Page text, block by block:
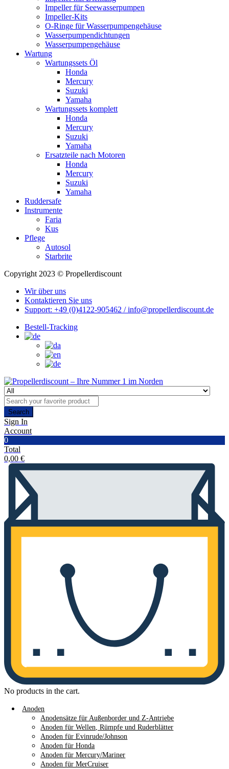
Impeller für Seewasserpumpen
Impeller-Kits
O-Ringe für Wasserpumpengehäuse
Wasserpumpendichtungen
Wasserpumpengehäuse
Wartung
Wartungssets Öl
Honda
Mercury
Suzuki
Yamaha
Wartungssets komplett
Honda
Mercury
Suzuki
Yamaha
Ersatzteile nach Motoren
Honda
Mercury
Suzuki
Yamaha
Ruddersafe
Instrumente
Faria
Kus
Pflege
Autosol
Starbrite
Copyright 2023 © Propellerdiscount
Wir über uns
Kontaktieren Sie uns
Support: +49 (0)4122-905462 / info@propellerdiscount.de
Bestell-Tracking
Search
Sign In
Account
0
Total
0,00 €
No products in the cart.
Anoden
Anodensätze für Außenborder und Z-Antriebe
Anoden für Wellen, Rümpfe und Ruderblätter
Anoden für Evinrude/Johnson
Anoden für Honda
Anoden für Mercury/Mariner
Anoden für MerCruiser